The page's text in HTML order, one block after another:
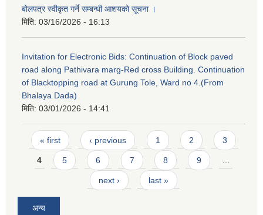
बोलपत्र स्वीकृत गर्ने सम्बन्धी आशयको सूचना ।
मिति: 03/16/2026 - 16:13
Invitation for Electronic Bids: Continuation of Block paved
road along Pathivara marg-Red cross Building. Continuation
of Blacktopping road at Gurung Tole, Ward no 4.(From
Bhalaya Dada)
मिति: 03/01/2026 - 14:41
Pages
« first ‹ previous 1 2 3
4 5 6 7 8 9 …
next › last »
अन्य